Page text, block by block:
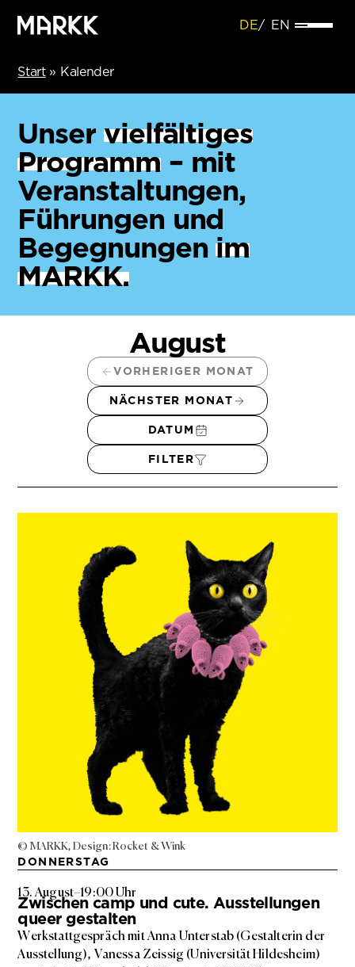
DE EN
Start» Kalender
Unser vielfältiges
Programm– mit
Veranstaltungen,
Führungen und
Begegnungenim
MARKK.
August
VORHERIGER MONAT
NÄCHSTER MONAT
DATUM
FILTER
© MARKK, Design: Rocket & Wink
DONNERSTAG
13. August–19:00 Uhr
Zwischen camp und cute. Ausstellungen
queer gestalten
Werkstattgespräch mit Anna Unterstab (Gestalterin der
Ausstellung), Vanessa Zeissig (Universität Hildesheim)